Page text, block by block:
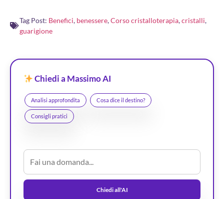
Tag Post: Benefici, benessere,Corso cristalloterapia,cristalli,
guarigione
Chiedi a Massimo AI
Analisi approfondita Cosa dice il destino?
Consigli pratici
Chiedi all'AI